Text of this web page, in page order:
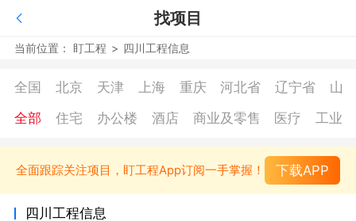
找项目
当前位置： 盯工程 > 四川工程信息
全国 北京 天津 上海 重庆 河北省 辽宁省
山
全部
住宅 办公楼 酒店 商业及零售 医疗 工业
全面跟踪关注项目，盯工程App订阅一手掌握！ 下载APP
四川工程信息